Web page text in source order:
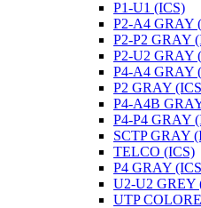
P1-U1 (ICS)
P2-A4 GRAY
P2-P2 GRAY
P2-U2 GRAY
P4-A4 GRAY
P2 GRAY
P4-A4B
P4-P4 GRAY
SCTP GRAY
TELCO (ICS)
P4 GRAY
U2-U2 GREY
UTP